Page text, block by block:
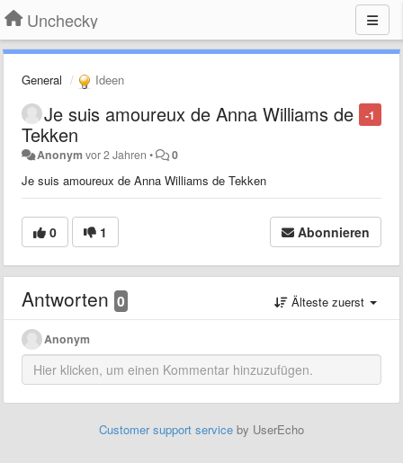
Unchecky
General Ideen
-1
Je suis amoureux de Anna Williams de
Tekken
Anonym vor 2 Jahren • 0
Je suis amoureux de Anna Williams de Tekken
0 1 Abonnieren
Antworten 0 Älteste zuerst
Anonym
Customer support service by UserEcho